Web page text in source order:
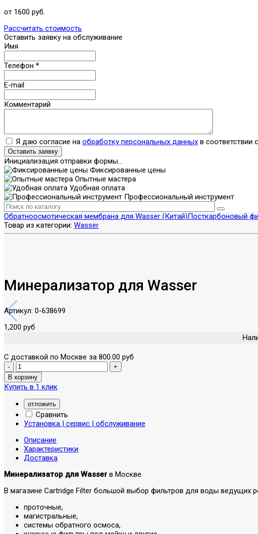
от 1600 руб.
Рассчитать стоимость
Оставить заявку на обслуживание
Имя
Телефон *
E-mail
Комментарий
Я даю согласие на обработку персональных данных в соответствии с
Оставить заявку
Инициализация отправки формы...
Фиксированные цены
Опытные мастера
Удобная оплата
Профессиональный инструмент
Обратноосмотическая мембрана для Wasser (Китай)Посткарбоновый
Товар из категории: Wasser
Минерализатор для Wasser
Артикул: 0-638699
1,200 руб
С доставкой по Москве за 800.00 руб
Купить в 1 клик
отложить
Сравнить
Установка | сервис | обслуживание
Описание
Характеристики
Доставка
Минерализатор для Wasser в Москве
В магазине Cartridge Filter большой выбор фильтров для воды ведущих
проточные,
магистральные,
системы обратного осмоса,